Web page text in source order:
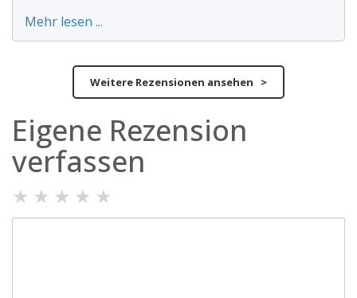
Mehr lesen ...
Weitere Rezensionen ansehen >
Eigene Rezension
verfassen
★ ★ ★ ★ ★